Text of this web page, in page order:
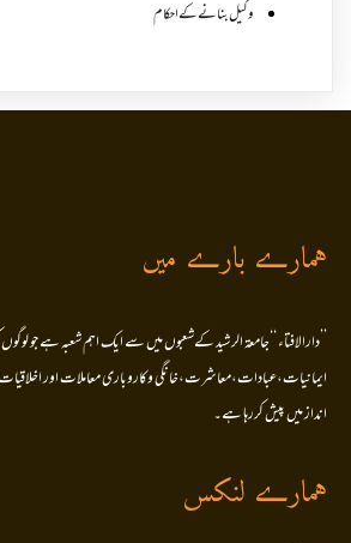
وکیل بنانے کے احکام
ہمارے بارے میں
’’دارالافتاء ‘‘جامعۃ الرشید کےشعبوں میں سے ایک اہم شعبہ ہے جو
ایمانیات،عبادات،معاشرت،خانگی وکاروباری معاملات اور
انداز میں پیش کررہا ہے۔
ہمارے لنکس